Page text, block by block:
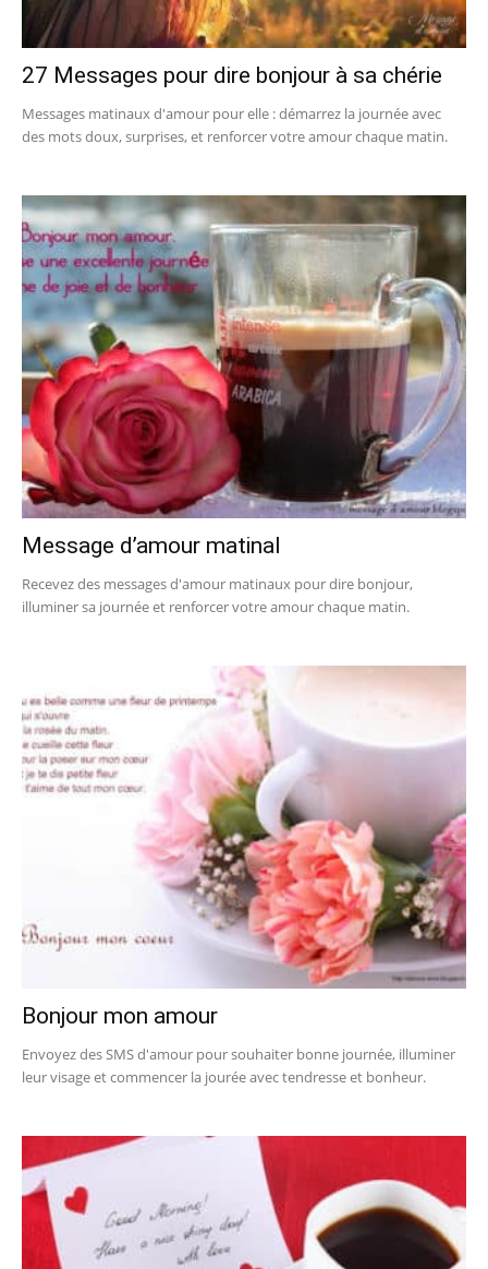
27 Messages pour dire bonjour à sa chérie
Messages matinaux d'amour pour elle : démarrez la journée avec
des mots doux, surprises, et renforcer votre amour chaque matin.
Message d’amour matinal
Recevez des messages d'amour matinaux pour dire bonjour,
illuminer sa journée et renforcer votre amour chaque matin.
Bonjour mon amour
Envoyez des SMS d'amour pour souhaiter bonne journée, illuminer
leur visage et commencer la jourée avec tendresse et bonheur.